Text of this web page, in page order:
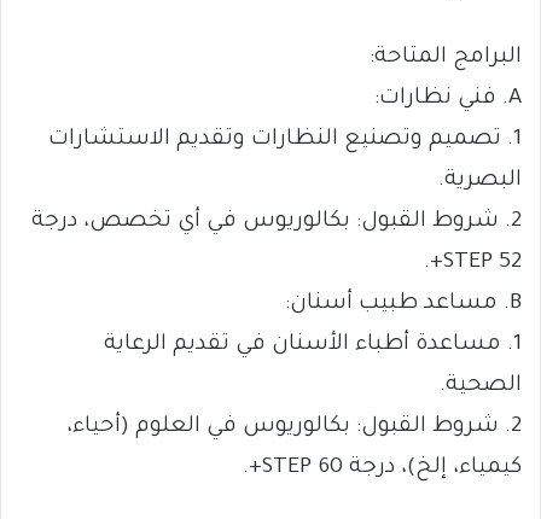
البرامج المتاحة:
A. فني نظارات:
1. تصميم وتصنيع النظارات وتقديم الاستشارات
البصرية.
2. شروط القبول: بكالوريوس في أي تخصص، درجة
STEP 52+.
B. مساعد طبيب أسنان:
1. مساعدة أطباء الأسنان في تقديم الرعاية
الصحية.
2. شروط القبول: بكالوريوس في العلوم (أحياء،
كيمياء، إلخ)، درجة STEP 60+.